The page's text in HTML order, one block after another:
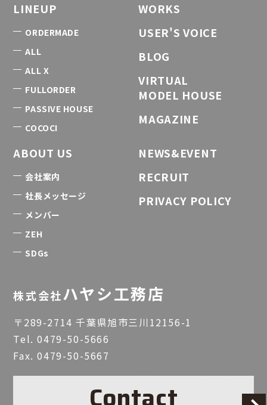
LINEUP
ORDERMADE
ALL
ALL X
FULLORDER
PASSIVE HOUSE
COCOCI
WORKS
USER'S VOICE
BLOG
VIRTUAL
MODEL HOUSE
MAGAZINE
ABOUT US
会社案内
社長メッセージ
メンバー
ZEH
SDGs
NEWS&EVENT
RECRUIT
PRIVACY POLICY
株式会社ハヤシ工務店
〒289-2714 千葉県旭市三川12156-1
Tel.0479-50-5666
Fax. 0479-50-5667